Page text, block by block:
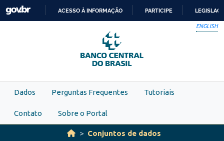
Skip to main content
PARA
O
CONTEÚDO
ACESSO À INFORMAÇÃO PARTICIPE
ENGLISH
Dados Perguntas Frequentes Tutoriais
Contato Sobre o Portal
Conjuntos de dados